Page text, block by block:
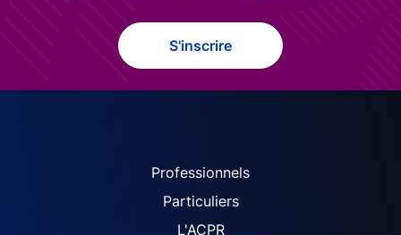
S'inscrire
ACPR site navigation
Professionnels
Particuliers
L'ACPR